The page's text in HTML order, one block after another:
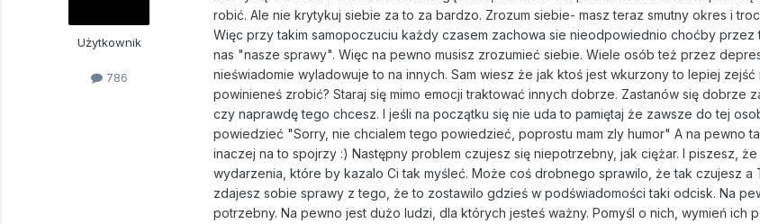
Użytkownik
786
robić. Ale nie krytykuj siebie za to za bardzo. Zrozum siebie- masz teraz smutny okres i
Więc przy takim samopoczuciu każdy czasem zachowa sie nieodpowiednio choćby przez
nas "nasze sprawy". Więc na pewno musisz zrozumieć siebie. Wiele osób też przez
nieświadomie wyladowuje to na innych. Sam wiesz że jak ktoś jest wkurzony to lepiej zejść
powinieneś zrobić? Staraj się mimo emocji traktować innych dobrze. Zastanów się dobrze
czy naprawdę tego chcesz. I jeśli na początku się nie uda to pamiętaj że zawsze do tej
powiedzieć "Sorry, nie chcialem tego powiedzieć, poprostu mam zly humor" A na pewno
inaczej na to spojrzy :) Następny problem czujesz się niepotrzebny, jak ciężar. I piszesz,
wydarzenia, które by kazalo Ci tak myśleć. Może coś drobnego sprawilo, że tak czujesz a
zdajesz sobie sprawy z tego, że to zostawilo gdzieś w podświadomości taki odcisk. Na
potrzebny. Na pewno jest dużo ludzi, dla których jesteś ważny. Pomyśl o nich, wymień ich